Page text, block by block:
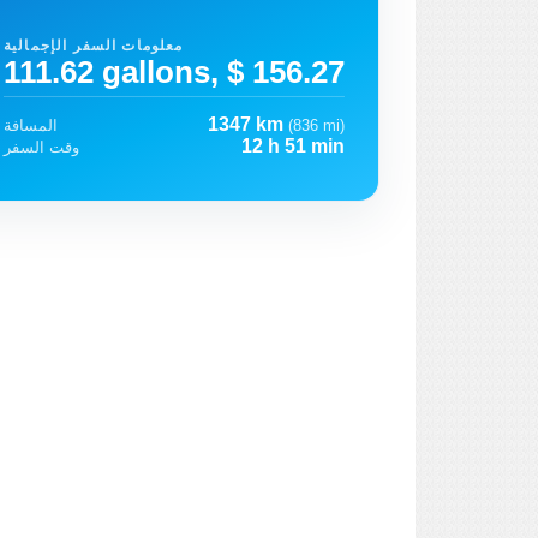
معلومات السفر الإجمالية
111.62 gallons, $ 156.27
المسافة 1347 km (836 mi)
وقت السفر
12 h 51 min